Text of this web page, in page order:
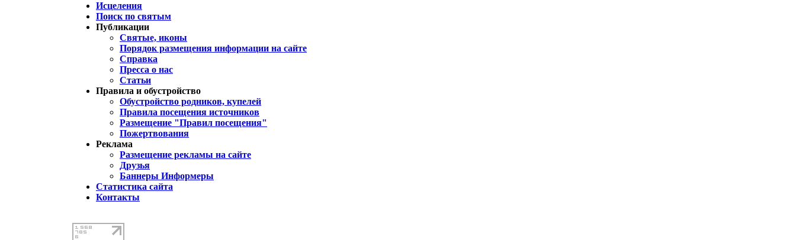
Исцеления
Поиск по святым
Публикации
Святые, иконы
Порядок размещения информации на сайте
Справка
Пресса о нас
Статьи
Правила и обустройство
Обустройство родников, купелей
Правила посещения источников
Размещение "Правил посещения"
Пожертвования
Реклама
Размещение рекламы на сайте
Друзья
Баннеры Информеры
Статистика сайта
Контакты